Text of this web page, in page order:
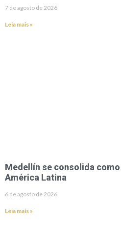
7 de agosto de 2026
Leia mais »
Medellín se consolida
América Latina
6 de agosto de 2026
Leia mais »